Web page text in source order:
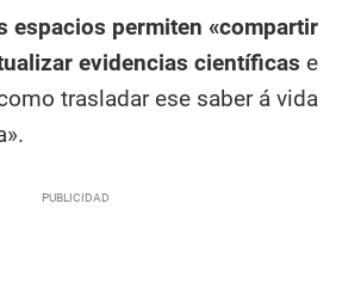
espacios permiten «compartir
evidencias científicas e
trasladar ese saber á vida